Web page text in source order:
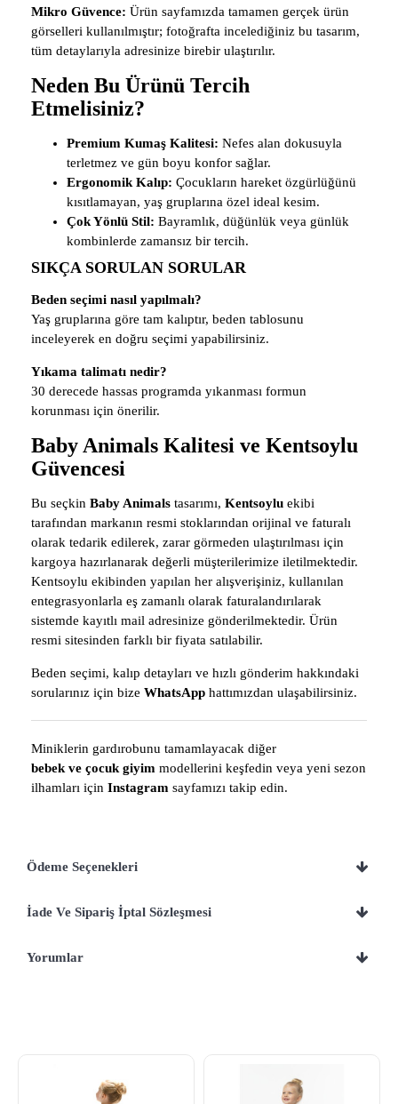
Mikro Güvence: Ürün sayfamızda tamamen gerçek ürün
görselleri kullanılmıştır; fotoğrafta incelediğiniz bu tasarım,
tüm detaylarıyla adresinize birebir ulaştırılır.
Neden Bu Ürünü Tercih
Etmelisiniz?
Premium Kumaş Kalitesi: Nefes alan dokusuyla
terletmez ve gün boyu konfor sağlar.
Ergonomik Kalıp: Çocukların hareket özgürlüğünü
kısıtlamayan, yaş gruplarına özel ideal kesim.
Çok Yönlü Stil: Bayramlık, düğünlük veya günlük
kombinlerde zamansız bir tercih.
SIKÇA SORULAN SORULAR
Beden seçimi nasıl yapılmalı?
Yaş gruplarına göre tam kalıptır, beden tablosunu
inceleyerek en doğru seçimi yapabilirsiniz.
Yıkama talimatı nedir?
30 derecede hassas programda yıkanması formun
korunması için önerilir.
Baby Animals Kalitesi ve Kentsoylu
Güvencesi
Bu seçkin Baby Animals tasarımı, Kentsoylu ekibi
tarafından markanın resmi stoklarından orijinal ve faturalı
olarak tedarik edilerek, zarar görmeden ulaştırılması için
kargoya hazırlanarak değerli müşterilerimize iletilmektedir.
Kentsoylu ekibinden yapılan her alışverişiniz, kullanılan
entegrasyonlarla eş zamanlı olarak faturalandırılarak
sistemde kayıtlı mail adresinize gönderilmektedir. Ürün
resmi sitesinden farklı bir fiyata satılabilir.
Beden seçimi, kalıp detayları ve hızlı gönderim hakkındaki
sorularınız için bize WhatsApp hattımızdan ulaşabilirsiniz.
Miniklerin gardırobunu tamamlayacak diğer
bebek ve çocuk giyim modellerini keşfedin veya yeni sezon
ilhamları için Instagram sayfamızı takip edin.
Ödeme Seçenekleri
İade Ve Sipariş İptal Sözleşmesi
Yorumlar